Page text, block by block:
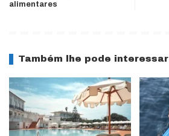
alimentares
Também lhe pode interessar